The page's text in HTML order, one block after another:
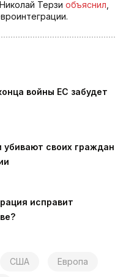
Терзи объяснил
войны ЕС забудет
убивают своих граждан
исправит
США Европа